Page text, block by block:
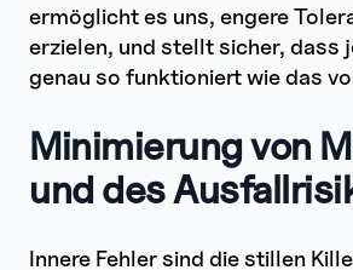
ermöglicht es uns, engere
erzielen, und stellt sicher, dass
genau so funktioniert wie das
Minimierung von
und des
Innere Fehler sind die stillen